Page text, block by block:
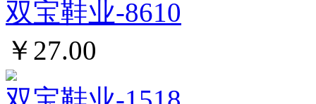
双宝鞋业-8610
￥27.00